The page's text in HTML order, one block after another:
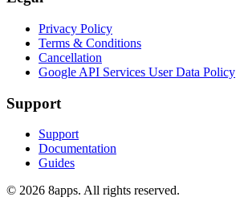
Privacy Policy
Terms & Conditions
Cancellation
Google API Services User Data Policy
Support
Support
Documentation
Guides
© 2026 8apps. All rights reserved.